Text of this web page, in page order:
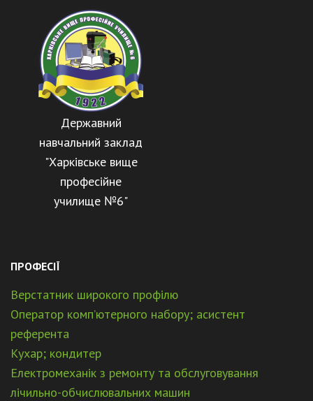
Державний
навчальний заклад
"Харківське вище
професійне
училище №6"
ПРОФЕСІЇ
Верстатник широкого профілю
Оператор комп’ютерного набору; асистент
референта
Кухар; кондитер
Електромеханік з ремонту та обслуговування
лічильно-обчислювальних машин